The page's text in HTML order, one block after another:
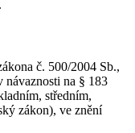
č. 500/2004 Sb.,
návaznosti na § 183
středním,
zákon), ve znění